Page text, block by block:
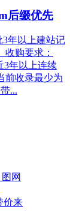
后缀优先
年以上建站记
购要求：
3年以上连续
前收录最少为
...
网
价来